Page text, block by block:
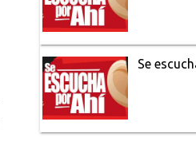
Se